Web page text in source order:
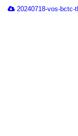
20240718-vos-bctc-